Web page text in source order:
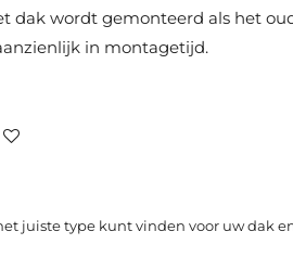
dak wordt gemonteerd als het
in montagetijd.
juiste type kunt vinden voor uw dak